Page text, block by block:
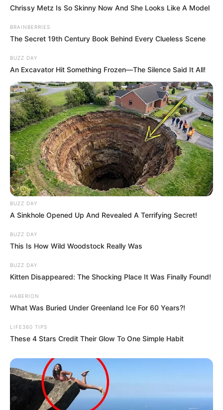
Chrissy Metz Is So Skinny Now And She Looks Like A Model
BRAINBERRIES
The Secret 19th Century Book Behind Every Clueless Scene
BUZZ DAY
An Excavator Hit Something Frozen—The Silence Said It All!
BUZZ DAY
A Sinkhole Opened Up And Revealed A Terrifying Secret!
BUZZ DAY
This Is How Wild Woodstock Really Was
BUZZ DAY
Kitten Disappeared: The Shocking Place It Was Finally Found!
HABERION
What Was Buried Under Greenland Ice For 60 Years?!
LIFE360 TIPS
These 4 Stars Credit Their Glow To One Simple Habit